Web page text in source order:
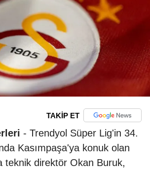
TAKİP ET
- Trendyol Süper Lig'in 34.
Kasımpaşa'ya konuk olan
teknik direktör Okan Buruk,